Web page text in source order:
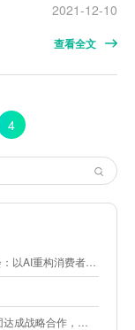
2021-12-10
查看全文
4
运营与零售营销新范式
会员数智化运营新征程